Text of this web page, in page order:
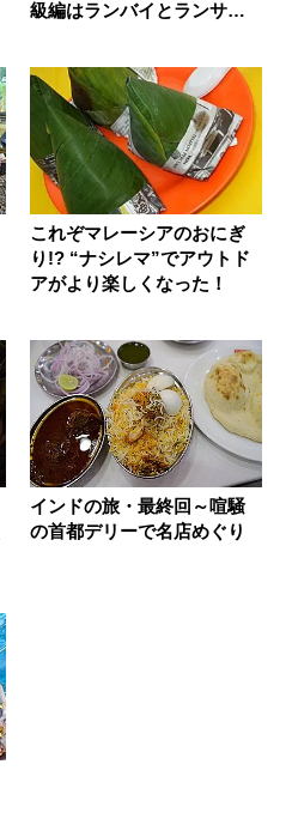
級編はランバイとランサー
これぞマレーシアのおにぎ
り!? “ナシレマ”でアウトド
アがより楽しくなった！
インドの旅・最終回～喧騒
の首都デリーで名店めぐり